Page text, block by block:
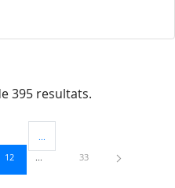
395 resultats.
Utilitzeu TAB per navegar.
Pàgina
12
Pàgines intermèdies Utilitzeu
Pàgina
33